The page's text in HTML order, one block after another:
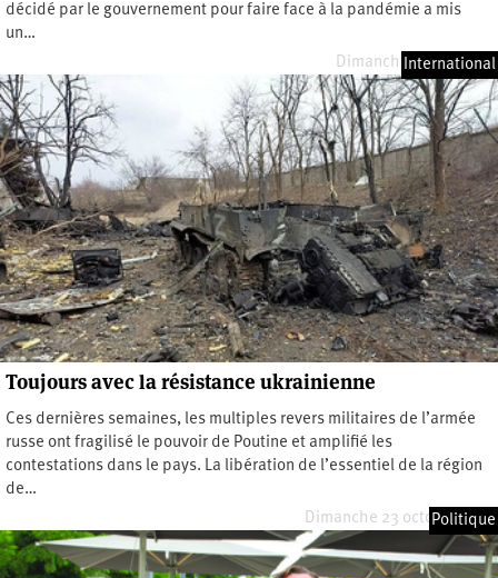
décidé par le gouvernement pour faire face à la pandémie a mis
un…
Dimanche 11 juin 2023
International
Toujours avec la résistance ukrainienne
Ces dernières semaines, les multiples revers militaires de l’armée
russe ont fragilisé le pouvoir de Poutine et amplifié les
contestations dans le pays. La libération de l’essentiel de la région
de…
Dimanche 23 octobre 2022
Politique